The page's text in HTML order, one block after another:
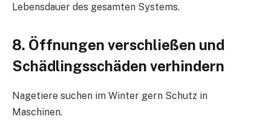
Lebensdauer des gesamten Systems.
8. Öffnungen verschließen und
Schädlingsschäden verhindern
Nagetiere suchen im Winter gern Schutz in
Maschinen.